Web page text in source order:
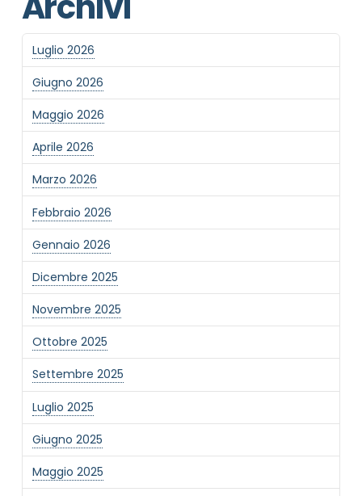
Luglio 2026
Giugno 2026
Maggio 2026
Aprile 2026
Marzo 2026
Febbraio 2026
Gennaio 2026
Dicembre 2025
Novembre 2025
Ottobre 2025
Settembre 2025
Luglio 2025
Giugno 2025
Maggio 2025
Informativa Privacy*
Ho preso visione dell'informativa privacy
Privacy Policy completa
Newsletter
Desidero rimanere aggiornato sulle ultime
novità dell'Associazione tramite l'iscrizione alla
newsletter